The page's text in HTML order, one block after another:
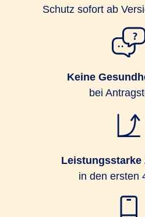
Schutz sofort ab
Keine
bei
Leistungsstarke
in den ersten